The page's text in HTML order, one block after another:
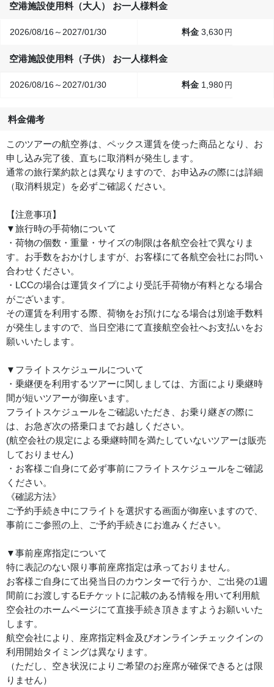
空港施設使用料（大人） お一人様料金
2026/08/16～2027/01/30 3,630 円
空港施設使用料（子供） お一人様料金
2026/08/16～2027/01/30 1,980 円
料金備考
このツアーの航空券は、ペックス運賃を使った商品となり、お
申し込み完了後、直ちに取消料が発生します。
通常の旅行業約款とは異なりますので、お申込みの際には詳細
（取消料規定）を必ずご確認ください。
【注意事項】
▼旅行時の手荷物について
・荷物の個数・重量・サイズの制限は各航空会社で異なりま
す。お手数をおかけしますが、お客様にて各航空会社にお問い
合わせください。
・LCCの場合は運賃タイプにより受託手荷物が有料となる場合
がございます。
その運賃を利用する際、荷物をお預けになる場合は別途手数料
が発生しますので、当日空港にて直接航空会社へお支払いをお
願いいたします。
▼フライトスケジュールについて
・乗継便を利用するツアーに関しましては、方面により乗継時
間が短いツアーが御座います。
フライトスケジュールをご確認いただき、お乗り継ぎの際に
は、お急ぎ次の搭乗口までお越しください。
(航空会社の規定による乗継時間を満たしていないツアーは販売
しておりません)
・お客様ご自身にて必ず事前にフライトスケジュールをご確認
ください。
《確認方法》
ご予約手続き中にフライトを選択する画面が御座いますので、
事前にご参照の上、ご予約手続きにお進みください。
▼事前座席指定について
特に表記のない限り事前座席指定は承っておりません。
お客様ご自身にて出発当日のカウンターで行うか、ご出発の1週
間前にお渡しするEチケットに記載のある情報を用いて利用航
空会社のホームページにて直接手続き頂きますようお願いいた
します。
航空会社により、座席指定料金及びオンラインチェックインの
利用開始タイミングは異なります。
（ただし、空き状況によりご希望のお座席が確保できるとは限
りません）